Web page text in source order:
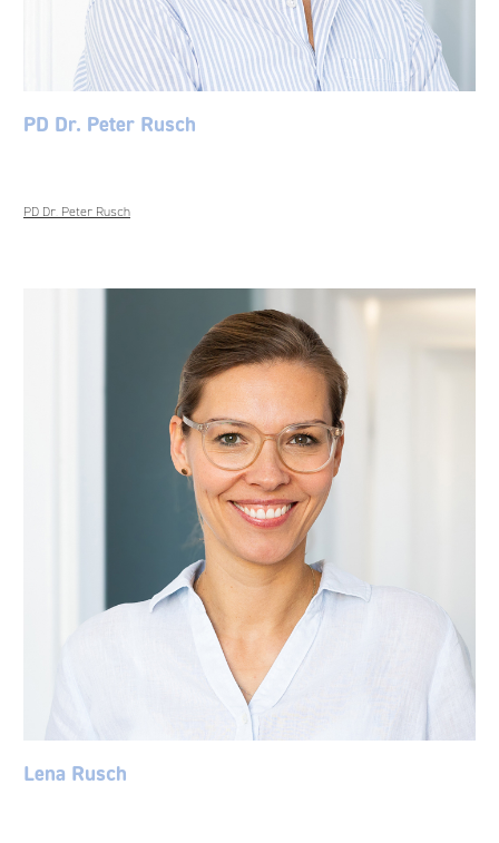
PD Dr. Peter Rusch
PD Dr. Peter Rusch
Lena Rusch